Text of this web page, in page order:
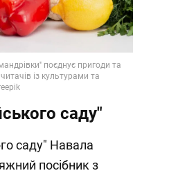
саду"
саду" Навала
посібник з